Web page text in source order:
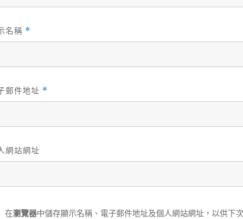
名稱 *
郵件地址 *
網站網址
在瀏覽器中儲存顯示名稱、電子郵件地址及個人網站網址，以供下